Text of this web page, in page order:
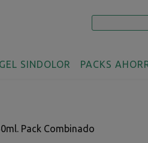
GEL SINDOLOR PACKS
Pack Combinado